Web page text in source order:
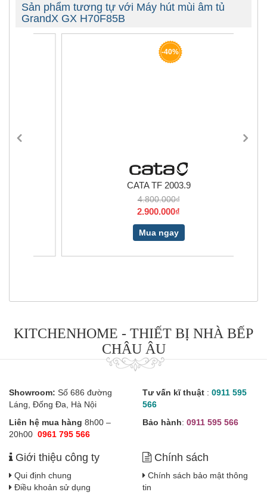
Sản phẩm tương tự với Máy hút mùi âm tủ
GrandX GX H70F85B
CATA TF 2003.9
4.800.000₫
2.900.000₫
Mua ngay
KITCHENHOME - THIẾT BỊ NHÀ BẾP
CHÂU ÂU
Showroom: Số 686 đường
Láng, Đống Đa, Hà Nội
Liên hệ mua hàng 8h00 –
20h00 0961 795 566
Tư vấn kĩ thuật : 0911 595
566
Bảo hành: 0911 595 566
Giới thiệu công ty
Qui định chung
Điều khoản sử dụng
Chính sách
Chính sách bảo mật thông
tin